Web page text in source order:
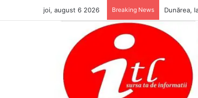
joi, august 6 2026 Breaking News